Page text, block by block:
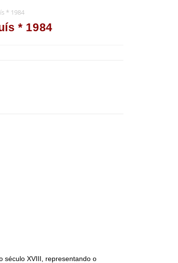
* 1984
* 1984
século XVIII, representando o